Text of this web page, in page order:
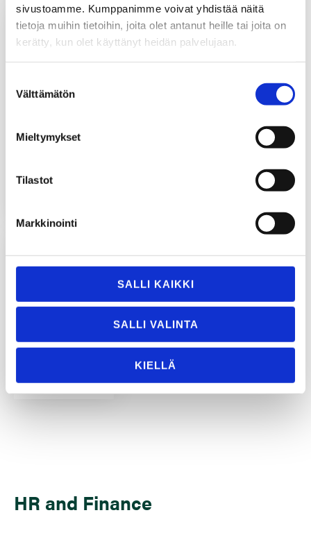
sivustoamme. Kumppanimme voivat yhdistää näitä
tietoja muihin tietoihin, joita olet antanut heille tai joita on
kerätty, kun olet käyttänyt heidän palvelujaan.
valinta
Välttämätön
Mieltymykset
Tilastot
Markkinointi
SALLI KAIKKI
SALLI VALINTA
KIELLÄ
Smart Product
Specialist
Produkt
jaakko.niukkala@tt-
Quality
Outi Kesonen
805 972
HR and Finance